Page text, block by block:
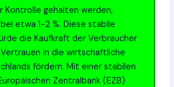
Kontrolle gehalten werden,
etwa 1-2 %. Diese stabile
die Kaufkraft der Verbraucher
in die wirtschaftliche
fördern. Mit einer stabilen
Zentralbank (EZB)